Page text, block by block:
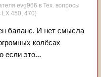
evg966 в Тех. вопросы
LX 450, 470)
баланс. И нет смысла
колёсах
если это...